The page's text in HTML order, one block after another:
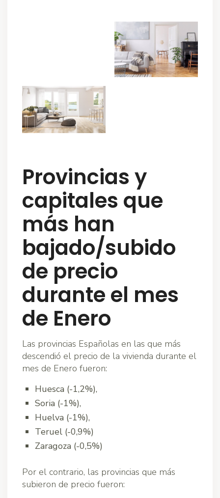
Provincias y
capitales que
más han
bajado/subido
de precio
durante el mes
de Enero
Las provincias Españolas en las que más
descendió el precio de la vivienda durante el
mes de Enero fueron:
Huesca (-1,2%),
Soria (-1%),
Huelva (-1%),
Teruel (-0,9%)
Zaragoza (-0,5%)
Por el contrario, las provincias que más
subieron de precio fueron: